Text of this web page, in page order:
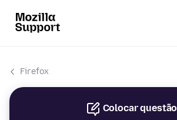
Firefox
Colocar questão